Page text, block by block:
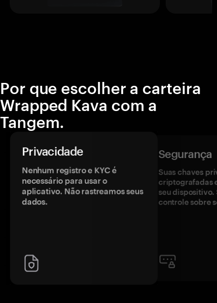
Por que escolher a carteira
Wrapped Kava com a
Tangem.
Privacidade
Nenhum registro e KYC é
necessário para usar o
aplicativo. Não rastreamos seus
dados.
Segurança
Suas chaves
criptografadas
seu dispositivo.
controle sobre